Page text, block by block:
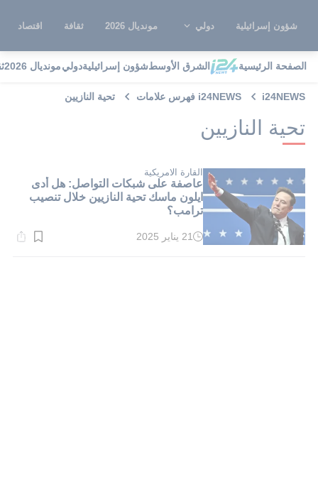
شؤون إسرائيلية دولي مونديال 2026 ثقافة اقتصاد
الصفحة الرئيسية الشرق الأوسطشؤون إسرائيليةدوليمونديال 2026
i24NEWS i24NEWS فهرس علامات تحية النازيين
تحية النازيين
القارة الامريكية
عاصفة على شبكات التواصل: هل أدى
ايلون ماسك تحية النازيين خلال تنصيب
ترامب؟
وقت
21 يناير 2025